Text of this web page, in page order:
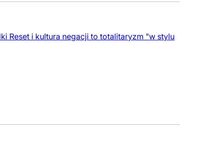
Reset i kultura negacji to totalitaryzm "w stylu